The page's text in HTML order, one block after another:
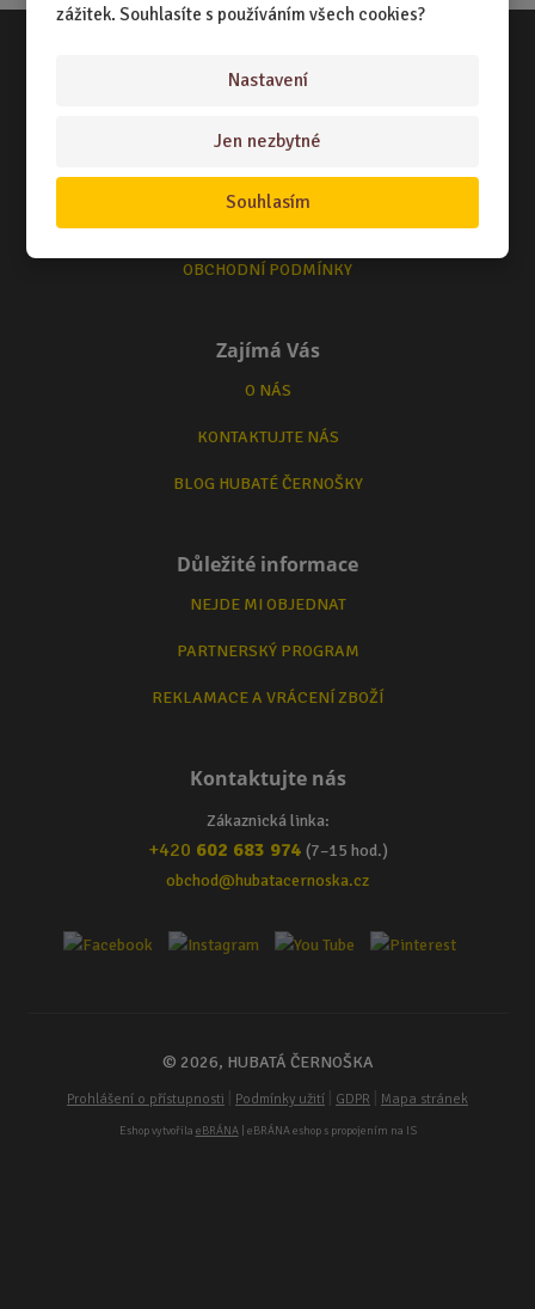
zážitek. Souhlasíte s používáním všech cookies?
Nastavení
Jen nezbytné
Souhlasím
Vše o nákupu
NÁKUPNÍ RÁDCE
TERMÍNY ODESLÁNÍ ZBOŽÍ
ZPŮSOB DORUČENÍ
OBCHODNÍ PODMÍNKY
Zajímá Vás
O NÁS
KONTAKTUJTE NÁS
BLOG HUBATÉ ČERNOŠKY
Důležité informace
NEJDE MI OBJEDNAT
PARTNERSKÝ PROGRAM
REKLAMACE A VRÁCENÍ ZBOŽÍ
Kontaktujte nás
Zákaznická linka:
+420 602 683 974 (7–15 hod.)
obchod@hubatacernoska.cz
© 2026, HUBATÁ ČERNOŠKA
Prohlášení o přístupnosti Podmínky užití GDPR Mapa stránek
Eshop vytvořila eBRÁNA| eBRÁNA eshop s propojením na IS